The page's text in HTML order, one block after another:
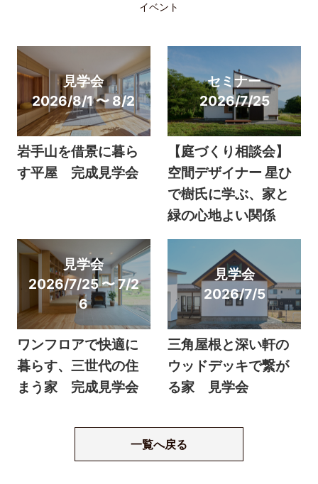
イベント
見学会
2026/8/1 〜 8/2
岩手山を借景に暮ら
す平屋 完成見学会
セミナー
2026/7/25
【庭づくり相談会】
空間デザイナー 星ひ
で樹氏に学ぶ、家と
緑の心地よい関係
見学会
2026/7/25 〜 7/2
6
ワンフロアで快適に
暮らす、三世代の住
まう家 完成見学会
見学会
2026/7/5
三角屋根と深い軒の
ウッドデッキで繋が
る家 見学会
一覧へ戻る